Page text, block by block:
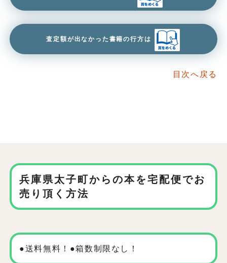
査定額が出なかった書籍の行方は
目次へ戻る
兵庫県太子町からの本を宅配便でお
売り頂く方法
●送料無料！●箱数制限なし！